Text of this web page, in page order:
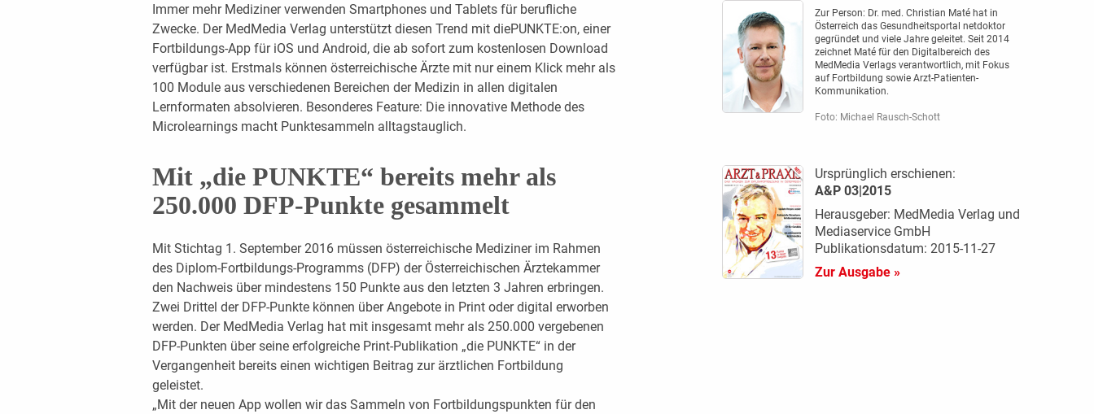
Immer mehr Mediziner verwenden Smartphones und Tablets für berufliche
Zwecke. Der MedMedia Verlag unterstützt diesen Trend mit diePUNKTE:on, einer
Fortbildungs-App für iOS und Android, die ab sofort zum kostenlosen Download
verfügbar ist. Erstmals können österreichische Ärzte mit nur einem Klick mehr als
100 Module aus ­verschiedenen Bereichen der Medizin in allen digitalen
Lernformaten absolvieren. Besonderes Feature: Die ­innovative Methode des
Microlearnings macht Punktesammeln alltagstauglich.
Mit „die PUNKTE“ bereits mehr als
250.000 DFP-Punkte gesammelt
Mit Stichtag 1. September 2016 müssen österreichische Mediziner im Rahmen
des Diplom-Fortbildungs-Programms (DFP) der Österreichischen Ärztekammer
den Nachweis über mindestens 150 Punkte aus den letzten 3 Jahren erbringen.
Zwei Drittel der DFP-Punkte können über Angebote in Print oder digital erworben
werden. Der MedMedia Verlag hat mit insgesamt mehr als 250.000 vergebenen
DFP-Punkten über seine erfolgreiche Print-­Publikation „die PUNKTE“ in der
Vergangenheit bereits einen wichtigen Beitrag zur ärztlichen Fortbildung
geleistet.
„Mit der neuen App wollen wir das Sammeln von Fortbildungspunkten für den
Zur Person: Dr. med. Christian Maté hat in
Österreich das Gesundheitsportal netdoktor
gegründet und viele Jahre geleitet. Seit 2014
zeichnet Maté für den Digitalbereich des
MedMedia Verlags verantwortlich, mit Fokus
auf Fortbildung sowie Arzt-Patienten­-
Kommunikation.
Foto: Michael Rausch-Schott
Ursprünglich erschienen:
A&P 03|2015
Herausgeber: MedMedia Verlag und
Mediaservice GmbH
Publikationsdatum: 2015-11-27
Zur Ausgabe »